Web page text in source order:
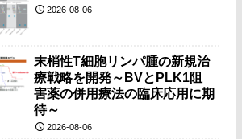
researchers explain）
2026-08-06
末梢性T細胞リンパ腫の新規治
療戦略を開発～BVとPLK1阻
害薬の併用療法の臨床応用に期
待～
2026-08-06